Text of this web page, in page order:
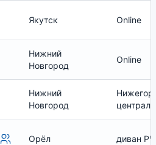
Якутск Online
Нижний
Новгород
Online
Нижний
Новгород
Орёл диван РЧ